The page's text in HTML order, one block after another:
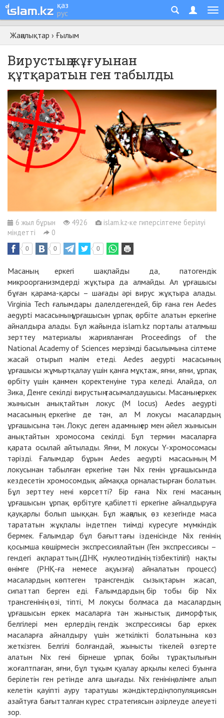
қаз
рус
Жаңалықтар › Ғылым
Вирустың жұғуынан
құтқаратын ген табылды
6 жыл бұрын 4926
islam.kz-ке гиперсілтеме берілуі
міндетті
0
0 0 0
Масаның еркегі шақпайды да, патогендік
микроорганизмдерді жұқтыра да алмайды. Ал ұрғашысы
бұған қарама-қарсы – шағады әрі вирус жұқтыра алады.
Virginia Tech ғалымдары дәлелдегендей, бір ғана ген Aedes
aegypti масасының ұрғашысын ұрпақ өрбіте алатын еркегіне
айналдыра алады. Бұл жайында islam.kz порталы аталмыш
зерттеу материалы жарияланған Proceedings of the
National Academy of Sciences мерзімді басылымына сілтеме
жасай отырып мәлім етеді. Aedes aegypti масасының
ұрғашысы жұмыртқалау үшін қанға мұқтаж, яғни, яғни, ұрпақ
өрбіту үшін қанмен қоректенуіне тура келеді. Алайда, ол
Зика, Денге секілді вирустың тасымалдаушысы. Масаның еркек
жынысын анықтайтын локус (M locus) Aedes aegypti
масасының еркегіне де тән, ал M локусы масалардың
ұрғашысына тән. Локус деген адамның ер мен әйел жынысын
анықтайтын хромосома секілді. Бұл термин масаларға
қарата осылай айтылады. Яғни, М локусы Y-хромосомасы
тәрізді. Ғалымдар бұрын Aedes aegypti масасының М
локусынан табылған еркегіне тән Nix генін ұрғашысында
кездесетін хромосомдық аймаққа орналастырған болатын.
Бұл зерттеу нені көрсетті? Бір ғана Nix гені масаның
ұрғашысын ұрпақ өрбітуге қабілетті еркегіне айналдыруға
қауқарлы болып шыққан. Бұл жаңалық өз кезегінде маса
тарататын жұқпалы індетпен тиімді күресуге мүмкіндік
бермек. Ғалымдар бұл бағыттағы ізденісінде Nix генінің
қосымша көшірмесін экспрессиялайтын (Ген экспрессиясы –
гендегі ақпараттың (ДНҚ нуклеотидінің тізбектілігі) нақты
өнімге (РНҚ-ға немесе ақуызға) айналатын процесс)
масалардың көптеген трансгендік сызықтарын жасап,
сипаттап берген еді. Ғалымдардың бір тобы бір Nix
трансгенінің өзі, тіпті, M локусы болмаса да масалардың
ұрғашысын еркек масаларға тән жыныстық диморфтық
белгілері мен ерлердің гендік экспрессиясы бар еркек
масаларға айналдыру үшін жеткілікті болатынына көз
жеткізген. Белгілі болғандай, жынысты тікелей өзгерте
алатын Nix гені бірнеше ұрпақ бойы тұрақтылығын
жоғалтпаған, яғни, бұл тұқым қуалау арқылы келесі буынға
берілетін ген ретінде алға шығады. Nix генінің өлімге алып
келетін қауіпті ауру таратушы жәндіктердің популяциясын
азайтуға бағытталған күрес стратегиясын әзірлеуде әлеуеті
зор.